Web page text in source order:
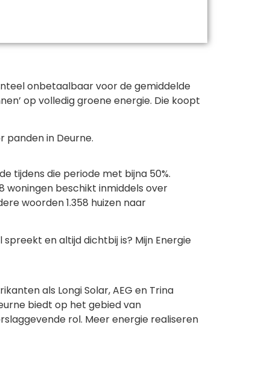
onbetaalbaar voor de gemiddelde
op volledig groene energie. Die koopt
panden in Deurne.
tijdens die periode met bijna 50%.
woningen beschikt inmiddels over
woorden 1.358 huizen naar
en altijd dichtbij is? Mijn Energie
als Longi Solar, AEG en Trina
biedt op het gebied van
rol. Meer energie realiseren